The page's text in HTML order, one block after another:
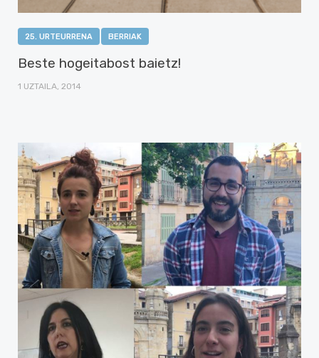
25. URTEURRENA BERRIAK
Beste hogeitabost baietz!
1 UZTAILA, 2014